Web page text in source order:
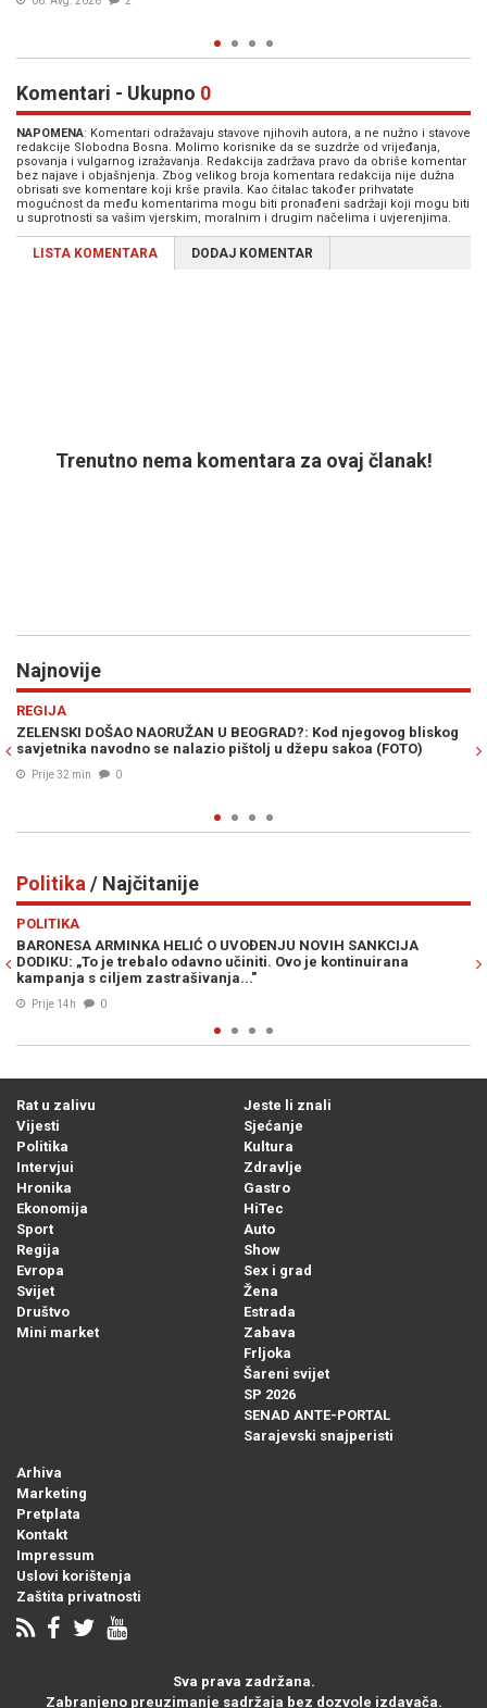
Komentari - Ukupno 0
NAPOMENA: Komentari odražavaju stavove njihovih autora, a ne nužno i stavove
redakcije Slobodna Bosna. Molimo korisnike da se suzdrže od vrijeđanja,
psovanja i vulgarnog izražavanja. Redakcija zadržava pravo da obriše komentar
bez najave i objašnjenja. Zbog velikog broja komentara redakcija nije dužna
obrisati sve komentare koji krše pravila. Kao čitalac također prihvatate
mogućnost da među komentarima mogu biti pronađeni sadržaji koji mogu biti
u suprotnosti sa vašim vjerskim, moralnim i drugim načelima i uvjerenjima.
LISTA KOMENTARA DODAJ KOMENTAR
Trenutno nema komentara za ovaj članak!
Najnovije
bliskog
SVE SE OVO DEŠAVALO PRED VUČIĆEM: Njemački novinar
Beogradu pitao Zelenskog - "Kako da ubijemo što više
Prije 42 min
Politika / Najčitanije
DRAMA U WASHINGTONU: Kongresmeni traže vraćanje
Dodika na "crnu listu", ali ni to nije sve...
07. Avg. 2026
Rat u zalivu
Vijesti
Politika
Intervjui
Hronika
Ekonomija
Sport
Regija
Evropa
Svijet
Društvo
Mini market
Jeste li znali
Sjećanje
Kultura
Zdravlje
Gastro
HiTec
Auto
Show
Sex i grad
Žena
Estrada
Zabava
Frljoka
Šareni svijet
SP 2026
SENAD ANTE-PORTAL
Sarajevski snajperisti
Arhiva
Marketing
Pretplata
Kontakt
Impressum
Uslovi korištenja
Zaštita privatnosti
Sva prava zadržana.
Zabranjeno preuzimanje sadržaja bez dozvole izdavača.